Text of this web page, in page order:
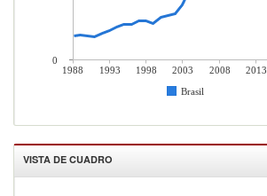
1988 1993 1998 2003 2008 2013
Brasil
0
VISTA DE CUADRO